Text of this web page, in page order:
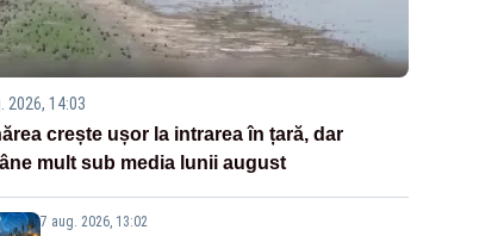
2026, 14:03
crește ușor la intrarea în țară, dar
mult sub media lunii august
7 aug. 2026, 13:02